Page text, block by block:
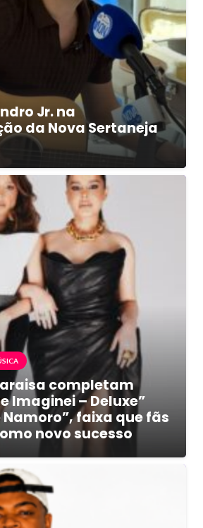
Jr. na
da Nova Sertaneja
completam
Imaginei – Deluxe”
Namoro”, faixa que fãs
novo sucesso